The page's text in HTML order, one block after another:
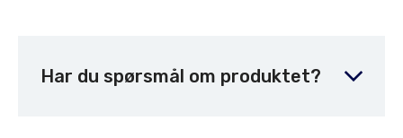
Har du spørsmål om produktet?